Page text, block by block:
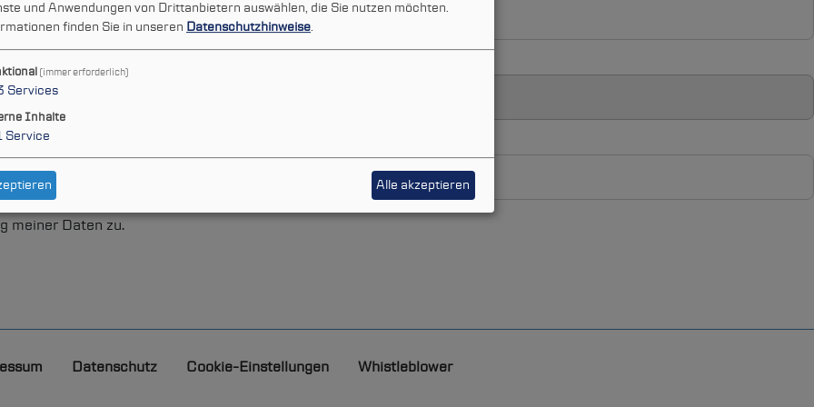
Leichte Sprache
meiner Daten zu.
Datenschutz Cookie-Einstellungen Whistleblower
und Anwendungen von Drittanbietern auswählen, die Sie nutzen möchten.
finden Sie in unseren Datenschutzhinweise.
(immer erforderlich)
Services
Inhalte
Service
Alle akzeptieren